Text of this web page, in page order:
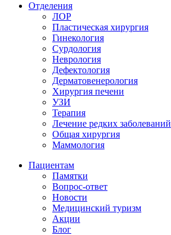
Отделения
ЛОР
Пластическая хирургия
Гинекология
Сурдология
Неврология
Дефектология
Дерматовенерология
Хирургия печени
УЗИ
Терапия
Лечение редких заболеваний
Общая хирургия
Маммология
Пациентам
Памятки
Вопрос-ответ
Новости
Медицинский туризм
Акции
Блог